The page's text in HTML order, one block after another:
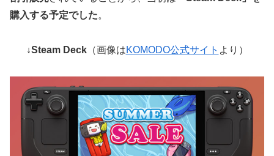
購入する予定でした。
↓Steam Deck（画像はKOMODO公式サイト より）